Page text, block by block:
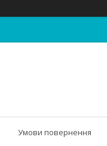
Умови повернення